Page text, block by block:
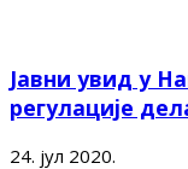
Јавни увид у
регулације
24. јул 2020.